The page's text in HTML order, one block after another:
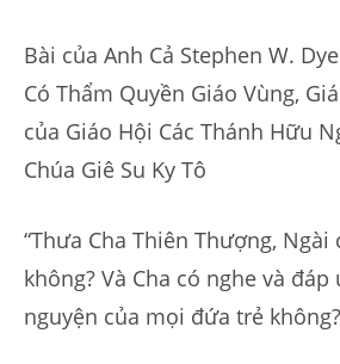
Bài của Anh Cả Stephen W.
Có Thẩm Quyền Giáo Vùng,
của Giáo Hội Các Thánh Hữu
Chúa Giê Su Ky Tô
“Thưa Cha Thiên Thượng,
không? Và Cha có nghe và
nguyện của mọi đứa trẻ